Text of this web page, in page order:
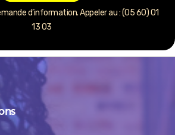
d’information. Appeler au : (05 60) 01
13 03